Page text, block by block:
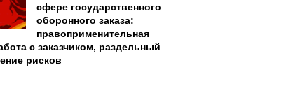
сфере государственного
оборонного заказа:
правоприменительная
с заказчиком, раздельный
рисков